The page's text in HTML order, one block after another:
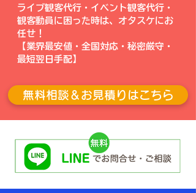
ライブ観客代行・イベント観客代行・
観客動員に困った時は、オタスケにお
任せ！
【業界最安値・全国対応・秘密厳守・
最短翌日手配】
無料相談＆お見積りはこちら